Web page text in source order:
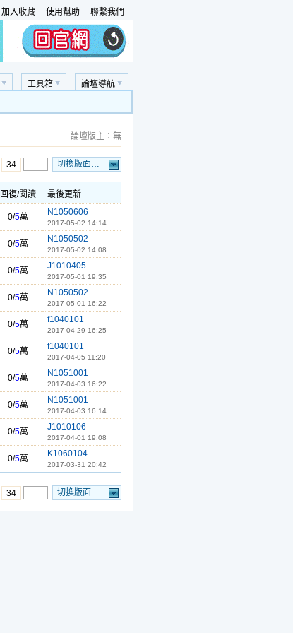
加入收藏 使用幫助 聯繫我們
論壇導航
工具箱
論壇版主：無
切換版面…
34
回復/閱讀 最後更新
0/5萬 N1050606
2017-05-02 14:14
0/5萬 N1050502
2017-05-02 14:08
0/5萬 J1010405
2017-05-01 19:35
0/5萬 N1050502
2017-05-01 16:22
0/5萬 f1040101
2017-04-29 16:25
0/5萬 f1040101
2017-04-05 11:20
0/5萬 N1051001
2017-04-03 16:22
0/5萬 N1051001
2017-04-03 16:14
0/5萬 J1010106
2017-04-01 19:08
0/5萬 K1060104
2017-03-31 20:42
切換版面…
34